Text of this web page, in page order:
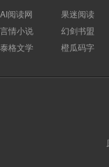
AI阅读网 果迷阅读
言情小说
幻剑书盟
泰格文学
橙瓜码字